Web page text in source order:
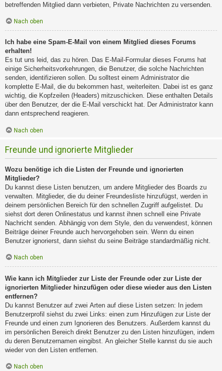
betreffenden Mitglied dann verbieten, Private Nachrichten zu versenden.
Nach oben
Ich habe eine Spam-E-Mail von einem Mitglied dieses Forums
erhalten!
Es tut uns leid, das zu hören. Das E-Mail-Formular dieses Forums hat
einige Sicherheitsvorkehrungen, die Benutzer, die solche Nachrichten
senden, identifizieren sollen. Du solltest einem Administrator die
komplette E-Mail, die du bekommen hast, weiterleiten. Dabei ist es ganz
wichtig, die Kopfzeilen (Headers) mitzuschicken. Diese enthalten Details
über den Benutzer, der die E-Mail verschickt hat. Der Administrator kann
dann entsprechend reagieren.
Nach oben
Freunde und ignorierte Mitglieder
Wozu benötige ich die Listen der Freunde und ignorierten
Mitglieder?
Du kannst diese Listen benutzen, um andere Mitglieder des Boards zu
verwalten. Mitglieder, die du deiner Freundesliste hinzufügst, werden in
deinem persönlichen Bereich für den schnellen Zugriff aufgelistet. Du
siehst dort deren Onlinestatus und kannst ihnen schnell eine Private
Nachricht senden. Abhängig von dem Style, den du verwendest, können
Beiträge deiner Freunde auch hervorgehoben sein. Wenn du einen
Benutzer ignorierst, dann siehst du seine Beiträge standardmäßig nicht.
Nach oben
Wie kann ich Mitglieder zur Liste der Freunde oder zur Liste der
ignorierten Mitglieder hinzufügen oder diese wieder aus den Listen
entfernen?
Du kannst Benutzer auf zwei Arten auf diese Listen setzen: In jedem
Benutzerprofil siehst du zwei Links: einen zum Hinzufügen zur Liste der
Freunde und einen zum Ignorieren des Benutzers. Außerdem kannst du
im persönlichen Bereich direkt Benutzer zu den Listen hinzufügen, indem
du deren Benutzernamen eingibst. An gleicher Stelle kannst du sie auch
wieder von den Listen entfernen.
Nach oben